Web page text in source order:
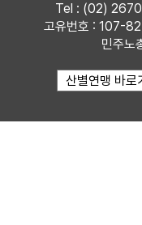
Tel : (02)
고유번호 : 107-
민주노